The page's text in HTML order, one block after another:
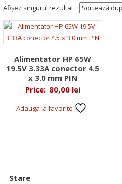
Macbook-
uri
Afișez singurul rezultat
Alimentator HP 65W
19.5V 3.33A conector 4.5
x 3.0 mm PIN
Price: 80,00 lei
Adauga la favorite
Stare